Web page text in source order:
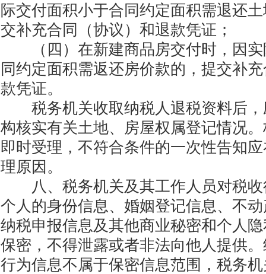
际交付面积小于合同约定面积需退还
交补充合同（协议）和退款凭证；
（四）在新建商品房交付时，因实
同约定面积需返还房价款的，提交补
款凭证。
税务机关收取纳税人退税资料后，
构核实有关土地、房屋权属登记情况
即时受理，不符合条件的一次性告知
理原因。
八、税务机关及其工作人员对税收
个人的身份信息、婚姻登记信息、不
纳税申报信息及其他商业秘密和个人
保密，不得泄露或者非法向他人提供
行为信息不属于保密信息范围，税务